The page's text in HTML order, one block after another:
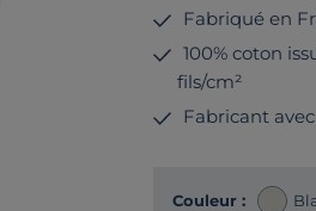
Fabriqué en
100% coton
fils/cm²
Fabricant
Couleur :